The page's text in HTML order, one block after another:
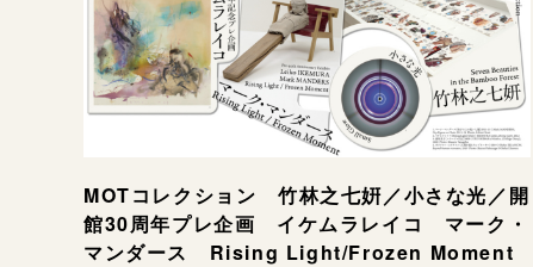
MOTコレクション 竹林之七姸／小さな光／開
館30周年プレ企画 イケムラレイコ マーク・
マンダース Rising Light/Frozen Moment